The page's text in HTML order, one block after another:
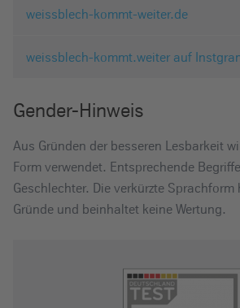
weissblech-kommt-weiter.de
weissblech-kommt.weiter auf
Gender-Hinweis
Aus Gründen der besseren Lesbarkeit
Form verwendet. Entsprechende
Geschlechter. Die verkürzte
Gründe und beinhaltet keine Wertung.